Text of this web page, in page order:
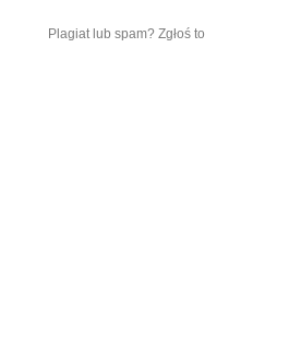
Plagiat lub spam? Zgłoś to